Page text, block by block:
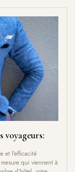
voyageurs:
et l’efficacité
qui viennent à